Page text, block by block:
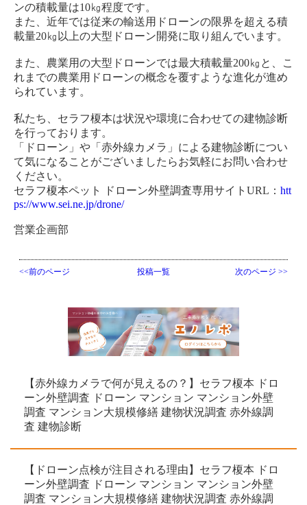
【赤外線カメラで何が見えるの？】セラフ榎本 ドロ
ーン外壁調査 ドローン マンション マンション外壁
調査 マンション大規模修繕 建物状況調査 赤外線調
査 建物診断
【ドローン点検が注目される理由】セラフ榎本 ドロ
ーン外壁調査 ドローン マンション マンション外壁
調査 マンション大規模修繕 建物状況調査 赤外線調
ンの積載量は10㎏程度です。
また、近年では従来の輸送用ドローンの限界を超える積
載量20㎏以上の大型ドローン開発に取り組んでいます。
また、農業用の大型ドローンでは最大積載量200㎏と、こ
れまでの農業用ドローンの概念を覆すような進化が進め
られています。
私たち、セラフ榎本は状況や環境に合わせての建物診断
を行っております。
「ドローン」や「赤外線カメラ」による建物診断につい
て気になることがございましたらお気軽にお問い合わせ
ください。
セラフ榎本ペット ドローン外壁調査専用サイトURL： htt
ps://www.sei.ne.jp/drone/
営業企画部
<<前のページ 投稿一覧 次のページ >>